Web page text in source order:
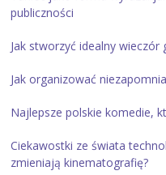
publiczności
Jak stworzyć idealny wieczór
Jak organizować
Najlepsze polskie komedie,
Ciekawostki ze świata
zmieniają kinematografię?